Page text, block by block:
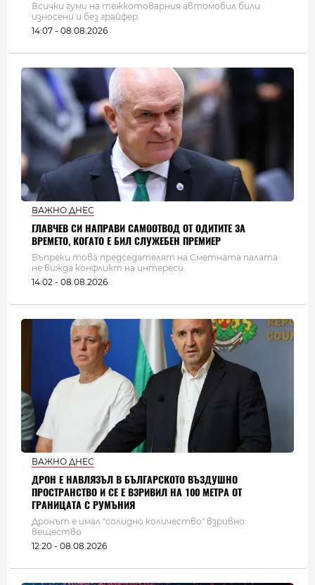
Всички гуми на тежкотоварния автомобил били
износени и без грайфер
14:07 - 08.08.2026
ВАЖНО ДНЕС
ГЛАВЧЕВ СИ НАПРАВИ САМООТВОД ОТ ОДИТИТЕ ЗА
ВРЕМЕТО, КОГАТО Е БИЛ СЛУЖЕБЕН ПРЕМИЕР
Въпреки това председателят на Сметната палата
не вижда конфликт на интереси
14:02 - 08.08.2026
ВАЖНО ДНЕС
ДРОН Е НАВЛЯЗЪЛ В БЪЛГАРСКОТО ВЪЗДУШНО
ПРОСТРАНСТВО И СЕ Е ВЗРИВИЛ НА 100 МЕТРА ОТ
ГРАНИЦАТА С РУМЪНИЯ
Дронът е имал "солидно количество" взривно
вещество
12:20 - 08.08.2026